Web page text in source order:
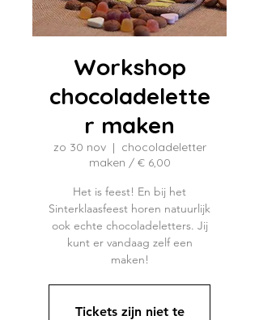
Workshop
chocoladelette
r maken
zo 30 nov
  |
chocoladeletter
maken / € 6,00
Het is feest! En bij het
Sinterklaasfeest horen natuurlijk
ook echte chocoladeletters. Jij
kunt er vandaag zelf een
maken!
Tickets zijn niet te